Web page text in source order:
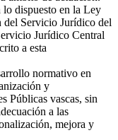
dispuesto en la Ley
del Servicio Jurídico del
Jurídico Central
a esta
normativo en
y
Públicas vascas, sin
a las
mejora y